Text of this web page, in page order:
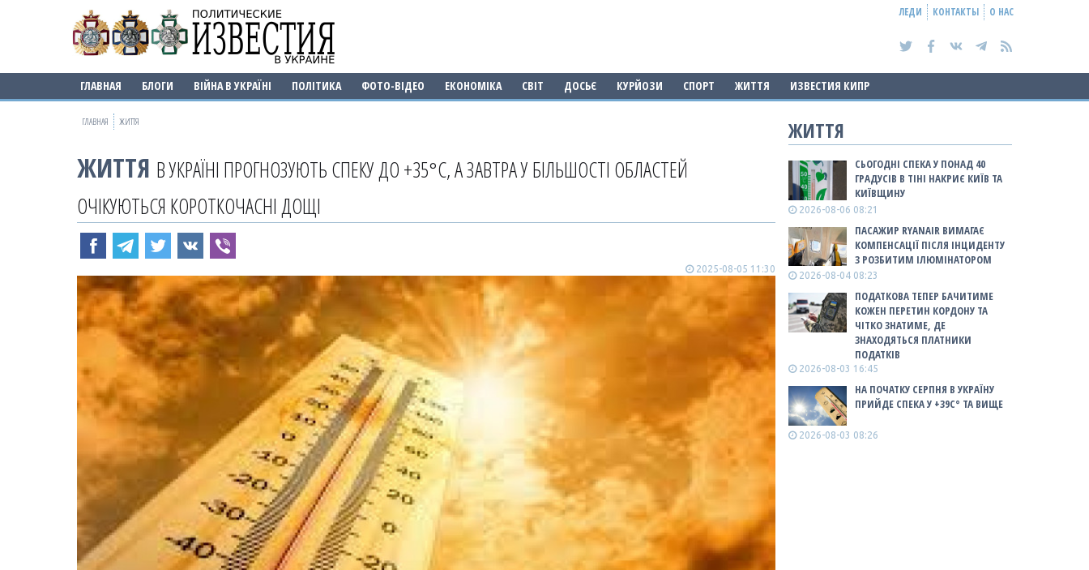
ЛЕДИ КОНТАКТЫ О НАС
ГЛАВНАЯ БЛОГИ ВІЙНА В УКРАЇНІ ПОЛІТИКА ФОТО-ВІДЕО ЕКОНОМІКА СВІТ ДОСЬЄ КУРЙОЗИ СПОРТ ЖИТТЯ ИЗВЕСТИЯ КИПР
ГЛАВНАЯ ЖИТТЯ
ЖИТТЯ В УКРАЇНІ ПРОГНОЗУЮТЬ СПЕКУ ДО +35°С, А ЗАВТРА У БІЛЬШОСТІ ОБЛАСТЕЙ
ОЧІКУЮТЬСЯ КОРОТКОЧАСНІ ДОЩІ
2025-08-05 11:30
ЖИТТЯ
СЬОГОДНІ СПЕКА У ПОНАД 40
ГРАДУСІВ В ТІНІ НАКРИЄ КИЇВ ТА
КИЇВЩИНУ
2026-08-06 08:21
ПАСАЖИР RYANAIR ВИМАГАЄ
КОМПЕНСАЦІЇ ПІСЛЯ ІНЦИДЕНТУ
З РОЗБИТИМ ІЛЮМІНАТОРОМ
2026-08-04 08:23
ПОДАТКОВА ТЕПЕР БАЧИТИМЕ
КОЖЕН ПЕРЕТИН КОРДОНУ ТА
ЧІТКО ЗНАТИМЕ, ДЕ
ЗНАХОДЯТЬСЯ ПЛАТНИКИ
ПОДАТКІВ
2026-08-03 16:45
НА ПОЧАТКУ СЕРПНЯ В УКРАЇНУ
ПРИЙДЕ СПЕКА У +39С° ТА ВИЩЕ
2026-08-03 08:26